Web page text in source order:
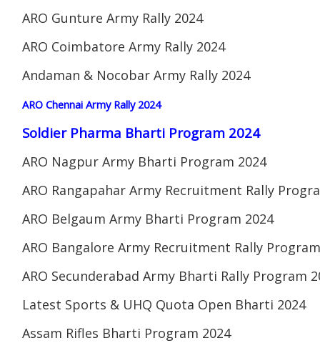
ARO Gunture Army Rally 2024
ARO Coimbatore Army Rally 2024
Andaman & Nocobar Army Rally 2024
ARO Chennai Army Rally 2024
Soldier Pharma Bharti Program 2024
ARO Nagpur Army Bharti Program 2024
ARO Rangapahar Army Recruitment Rally
ARO Belgaum Army Bharti Program 2024
ARO Bangalore Army Recruitment Rally
ARO Secunderabad Army Bharti Rally Program
Latest Sports & UHQ Quota Open Bharti 2024
Assam Rifles Bharti Program 2024